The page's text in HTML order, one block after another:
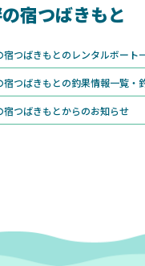
宿つばきもと
宿つばきもとのレンタルボート
宿つばきもとの釣果情報一覧・
宿つばきもとからのお知らせ